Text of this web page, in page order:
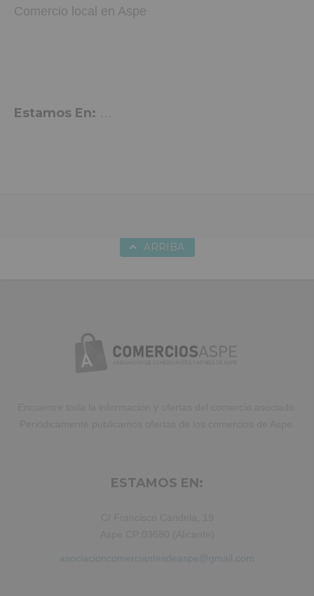
Comercio local en Aspe
Estamos En: P. Dr. Calatayud 22, Aspe 03680 Alica
ARRIBA
ESTAMOS EN:
asociacioncomerciantesdeaspe@gmail.com